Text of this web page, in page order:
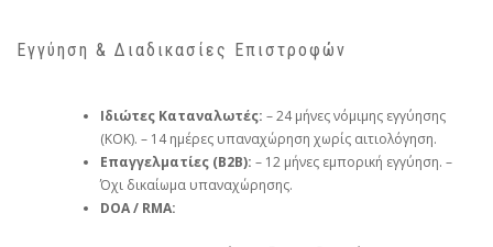
Εγγύηση & Διαδικασίες Επιστροφών
Ιδιώτες Καταναλωτές: – 24 μήνες νόμιμης εγγύησης
(ΚΟΚ). – 14 ημέρες υπαναχώρηση χωρίς αιτιολόγηση.
Επαγγελματίες (B2B): – 12 μήνες εμπορική εγγύηση. –
Όχι δικαίωμα υπαναχώρησης.
DOA / RMA: